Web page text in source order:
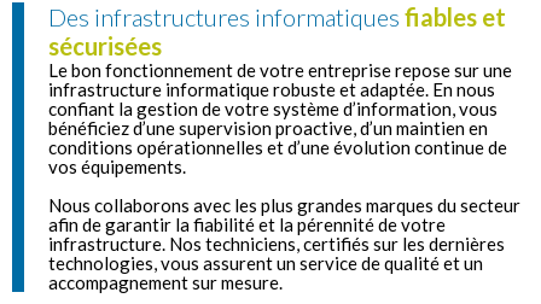
Des infrastructures informatiques fiables et
sécurisées
Le bon fonctionnement de votre entreprise repose sur une
infrastructure informatique robuste et adaptée. En nous
confiant la gestion de votre système d’information, vous
bénéficiez d’une supervision proactive, d’un maintien en
conditions opérationnelles et d’une évolution continue de
vos équipements.
Nous collaborons avec les plus grandes marques du secteur
afin de garantir la fiabilité et la pérennité de votre
infrastructure. Nos techniciens, certifiés sur les dernières
technologies, vous assurent un service de qualité et un
accompagnement sur mesure.